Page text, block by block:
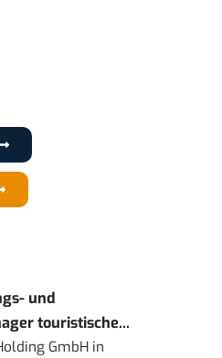
und
touristische...
GmbH in